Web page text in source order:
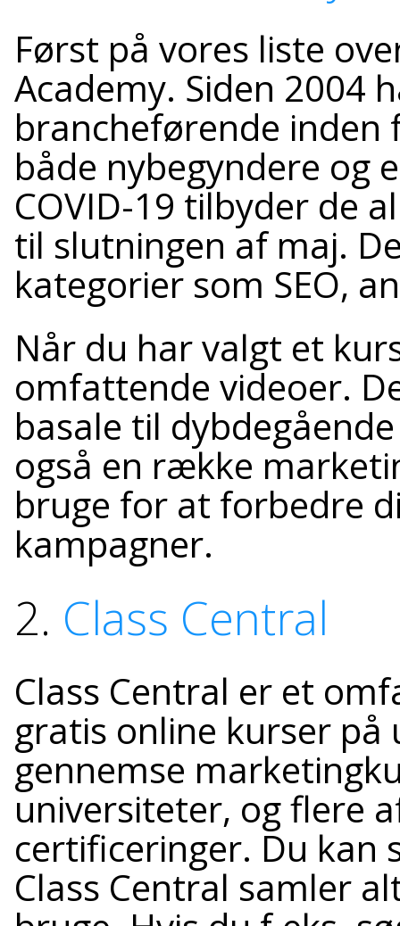
Først på vores liste
Academy. Siden 2004
brancheførende inden
både nybegyndere og
COVID-19 tilbyder de
til slutningen af maj.
kategorier som SEO,
Når du har valgt et
omfattende videoer.
basale til
også en række
bruge for at forbedre
kampagner.
2. Class Central
Class Central er et
gratis online kurser på
gennemse
universiteter, og flere
certificeringer. Du kan
Class Central samler